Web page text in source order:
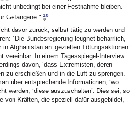
unbedingt bei einer Festnahme bleiben.
Gefangene." 10
davor zurück, selbst tätig zu werden und
"Die Bundesregierung leugnet beharrlich,
Afghanistan an ‘gezielten Tötungsaktionen’
vereinbar. In einem Tagesspiegel-Interview
davon, ‘dass Extremisten, deren
zu erschießen und in die Luft zu sprengen,
über entsprechende Informationen, ‘wo
werden, ‘diese auszuschalten’. Dies sei, so
von Kräften, die speziell dafür ausgebildet,